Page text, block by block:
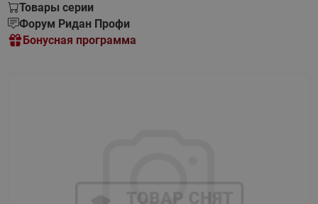
Товары серии
Форум Ридан Профи
Бонусная программа